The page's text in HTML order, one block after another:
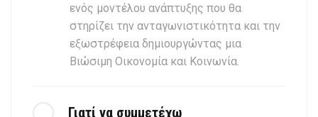
ενός μοντέλου ανάπτυξης που θα
στηρίζει την ανταγωνιστικότητα και την
εξωστρέφεια δημιουργώντας μια
Βιώσιμη Οικονομία και Κοινωνία.
Γιατί να συμμετέχω